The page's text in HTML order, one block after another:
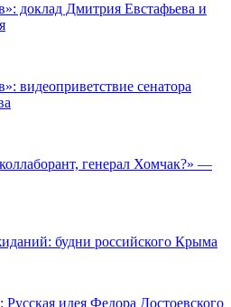
доклад Дмитрия Евстафьева и
видеоприветствие сенатора
генерал Хомчак?» —
будни российского Крыма
идея Федора Достоевского